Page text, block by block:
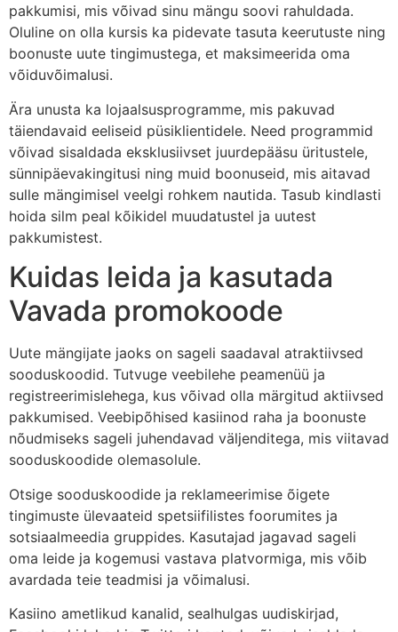
pakkumisi, mis võivad sinu mängu soovi rahuldada.
Oluline on olla kursis ka pidevate tasuta keerutuste ning
boonuste uute tingimustega, et maksimeerida oma
võiduvõimalusi.
Ära unusta ka lojaalsusprogramme, mis pakuvad
täiendavaid eeliseid püsiklientidele. Need programmid
võivad sisaldada eksklusiivset juurdepääsu üritustele,
sünnipäevakingitusi ning muid boonuseid, mis aitavad
sulle mängimisel veelgi rohkem nautida. Tasub kindlasti
hoida silm peal kõikidel muudatustel ja uutest
pakkumistest.
Kuidas leida ja kasutada
Vavada promokoode
Uute mängijate jaoks on sageli saadaval atraktiivsed
sooduskoodid. Tutvuge veebilehe peamenüü ja
registreerimislehega, kus võivad olla märgitud aktiivsed
pakkumised. Veebipõhised kasiinod raha ja boonuste
nõudmiseks sageli juhendavad väljenditega, mis viitavad
sooduskoodide olemasolule.
Otsige sooduskoodide ja reklameerimise õigete
tingimuste ülevaateid spetsiifilistes foorumites ja
sotsiaalmeedia gruppides. Kasutajad jagavad sageli
oma leide ja kogemusi vastava platvormiga, mis võib
avardada teie teadmisi ja võimalusi.
Kasiino ametlikud kanalid, sealhulgas uudiskirjad,